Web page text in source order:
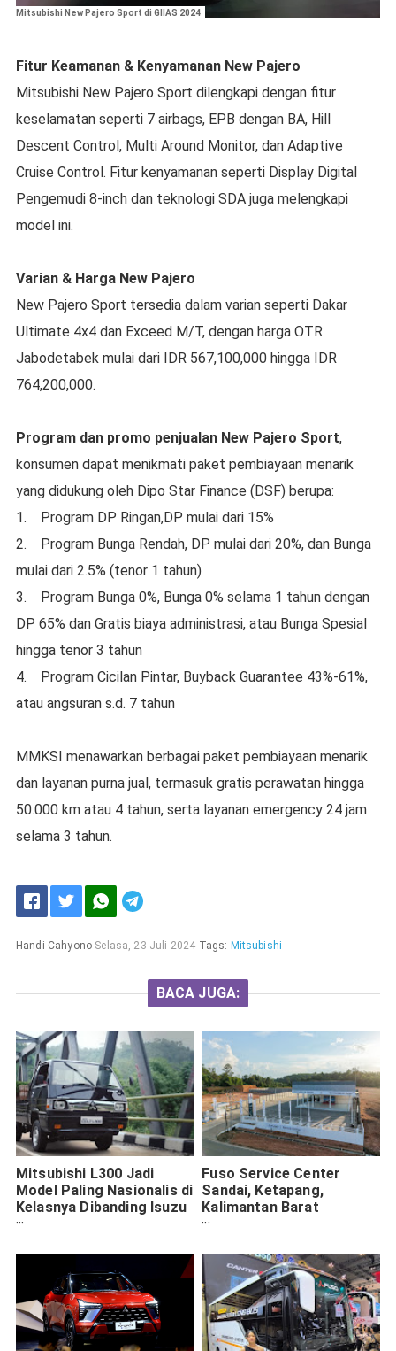
Mitsubishi New Pajero Sport di GIIAS 2024
Fitur Keamanan & Kenyamanan New Pajero
Mitsubishi New Pajero Sport dilengkapi dengan fitur
keselamatan seperti 7 airbags, EPB dengan BA, Hill
Descent Control, Multi Around Monitor, dan Adaptive
Cruise Control. Fitur kenyamanan seperti Display Digital
Pengemudi 8-inch dan teknologi SDA juga melengkapi
model ini.
Varian & Harga New Pajero
New Pajero Sport tersedia dalam varian seperti Dakar
Ultimate 4x4 dan Exceed M/T, dengan harga OTR
Jabodetabek mulai dari IDR 567,100,000 hingga IDR
764,200,000.
Program dan promo penjualan New Pajero Sport,
konsumen dapat menikmati paket pembiayaan menarik
yang didukung oleh Dipo Star Finance (DSF) berupa:
1. Program DP Ringan,DP mulai dari 15%
2. Program Bunga Rendah, DP mulai dari 20%, dan Bunga
mulai dari 2.5% (tenor 1 tahun)
3. Program Bunga 0%, Bunga 0% selama 1 tahun dengan
DP 65% dan Gratis biaya administrasi, atau Bunga Spesial
hingga tenor 3 tahun
4. Program Cicilan Pintar, Buyback Guarantee 43%-61%,
atau angsuran s.d. 7 tahun
MMKSI menawarkan berbagai paket pembiayaan menarik
dan layanan purna jual, termasuk gratis perawatan hingga
50.000 km atau 4 tahun, serta layanan emergency 24 jam
selama 3 tahun.
Handi Cahyono Selasa, 23 Juli 2024 Tags: Mitsubishi
BACA JUGA:
Mitsubishi L300 Jadi
Model Paling Nasionalis di
Kelasnya Dibanding Isuzu
TRAGA Hingga Toyota
Fuso Service Center
Sandai, Ketapang,
Kalimantan Barat
Wujudkan Zero Down